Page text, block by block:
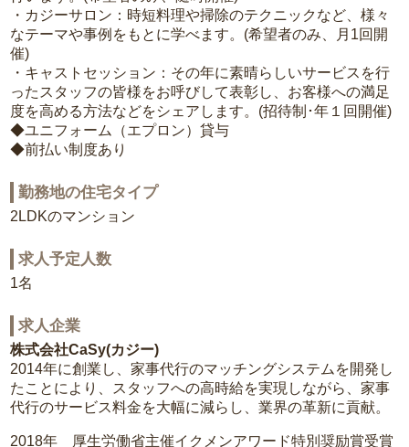
・カジーサロン：時短料理や掃除のテクニックなど、様々
なテーマや事例をもとに学べます。(希望者のみ、月1回開
催)
・キャストセッション：その年に素晴らしいサービスを行
ったスタッフの皆様をお呼びして表彰し、お客様への満足
度を高める方法などをシェアします。(招待制･年１回開催)
◆ユニフォーム（エプロン）貸与
◆前払い制度あり
勤務地の住宅タイプ
2LDKのマンション
求人予定人数
1名
求人企業
株式会社CaSy(カジー)
2014年に創業し、家事代行のマッチングシステムを開発し
たことにより、スタッフへの高時給を実現しながら、家事
代行のサービス料金を大幅に減らし、業界の革新に貢献。
2018年 厚生労働省主催イクメンアワード特別奨励賞受賞